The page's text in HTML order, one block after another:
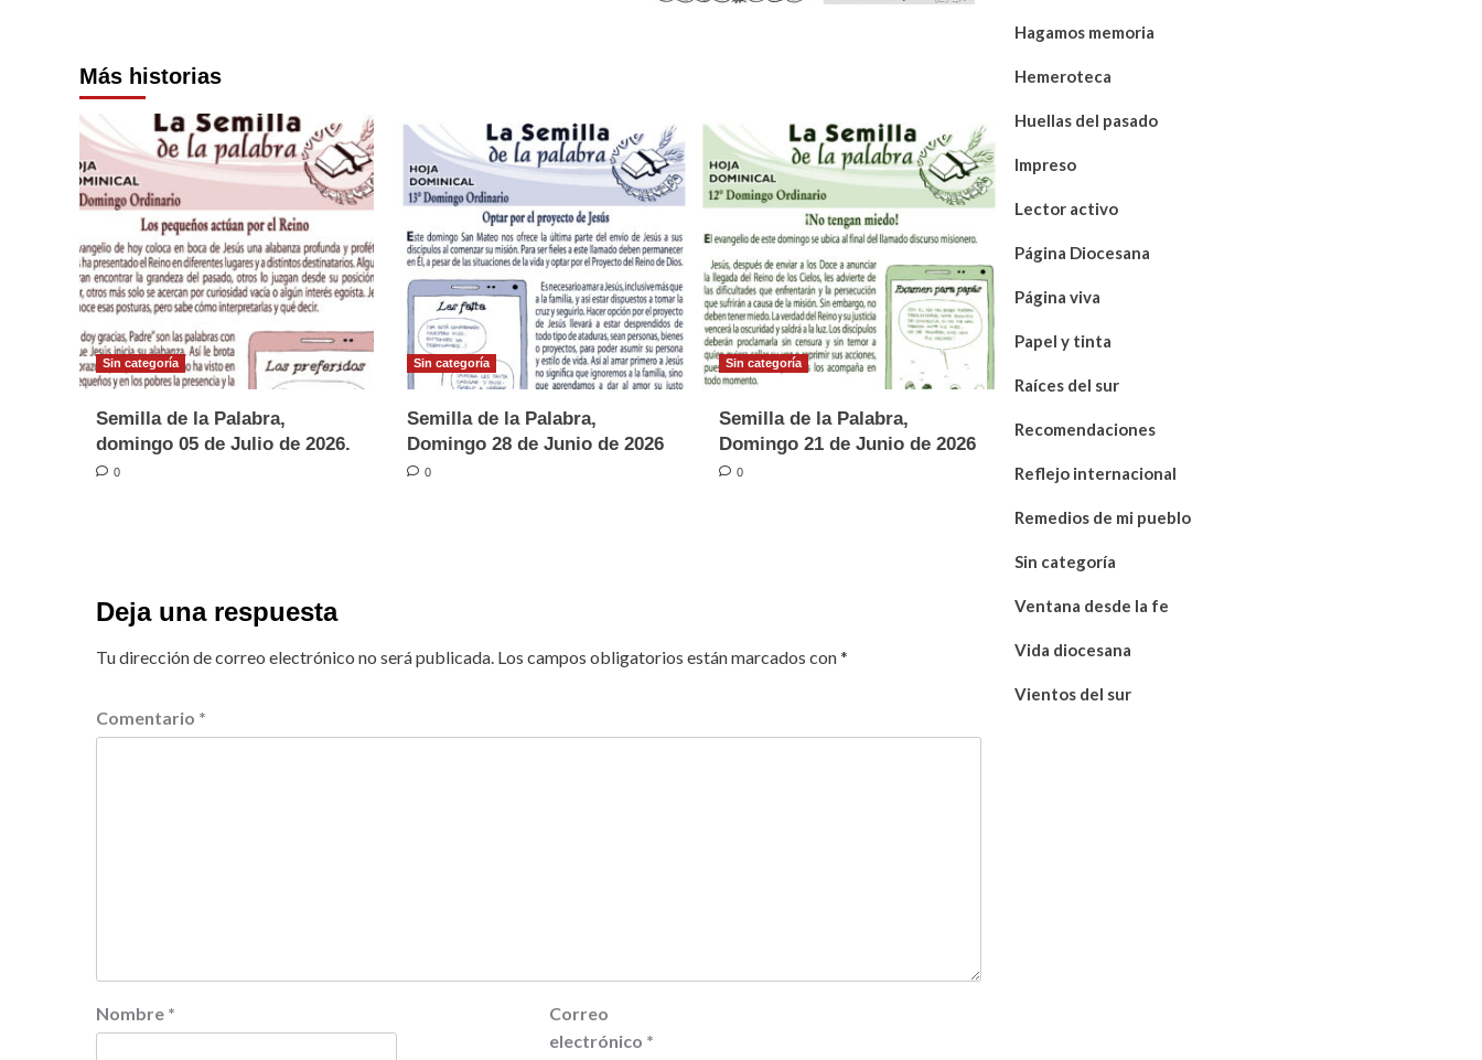
Más historias
Sin categoría
Semilla de la Palabra,
domingo 05 de Julio de 2026.
0
Sin categoría
Semilla de la Palabra,
Domingo 28 de Junio de 2026
0
Sin categoría
Semilla de la Palabra,
Domingo 21 de Junio de 2026
0
Deja una respuesta
Tu dirección de correo electrónico no será publicada. Los campos obligatorios están marcados con*
Comentario *
Nombre *
Correo
electrónico *
Hagamos memoria
Hemeroteca
Huellas del pasado
Impreso
Lector activo
Página Diocesana
Página viva
Papel y tinta
Raíces del sur
Recomendaciones
Reflejo internacional
Remedios de mi pueblo
Sin categoría
Ventana desde la fe
Vida diocesana
Vientos del sur